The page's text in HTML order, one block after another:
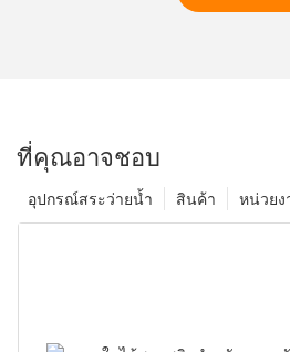
ที่คุณอาจชอบ
หน่วยง
สินค้า
อุปกรณ์สระว่ายน้ำ